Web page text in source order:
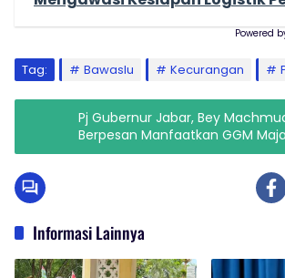
Powered
Tag: Bawaslu Kecurangan
Pj Gubernur Jabar, Bey
Berpesan Manfaatkan GGM
dengan Kegiatan Produktif dan
Informasi Lainnya